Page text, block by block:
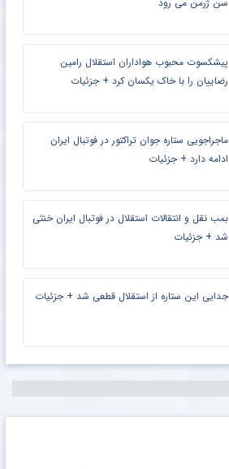
پیشکسوت محبوب هواداران استقلال رامین
رضاییان را با خاک یکسان کرد + جزئیات
ماجراجویی ستاره جوان تراکتور در فوتبال ایران
ادامه دارد + جزئیات
بمب نقل و انتقالات استقلال در فوتبال ایران خنثی
شد + جزئیات
جدایی این ستاره از استقلال قطعی شد + جزئیات